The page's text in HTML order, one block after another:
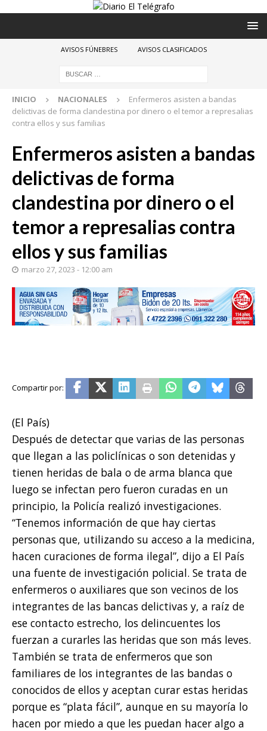
AVISOS FÚNEBRES AVISOS CLASIFICADOS
INICIO NACIONALES
Enfermeros asisten a bandas
delictivas de forma clandestina por dinero o el temor a represalias
contra ellos y sus familias
Enfermeros asisten a bandas
delictivas de forma
clandestina por dinero o el
temor a represalias contra
ellos y sus familias
marzo 27, 2023 - 12:00 am
(El País)
Después de detectar que varias de las personas
que llegan a las policlínicas o son detenidas y
tienen heridas de bala o de arma blanca que
luego se infectan pero fueron curadas en un
principio, la Policía realizó investigaciones.
“Tenemos información de que hay ciertas
personas que, utilizando su acceso a la medicina,
hacen curaciones de forma ilegal”, dijo a El País
una fuente de investigación policial. Se trata de
enfermeros o auxiliares que son vecinos de los
integrantes de las bancas delictivas y, a raíz de
ese contacto estrecho, los delincuentes los
fuerzan a curarles las heridas que son más leves.
También se trata de enfermeros que son
familiares de los integrantes de las bandas o
conocidos de ellos y aceptan curar estas heridas
porque es “plata fácil”, aunque en su mayoría lo
hacen por miedo a que les puedan hacer algo a